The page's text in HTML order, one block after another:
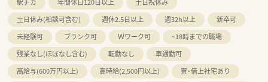
土日休み(相談可含む)
週休2.5日以上 週32h以上
新卒可
未経験可
ブランク可 Ｗワーク可
~18時までの職場
残業なし(ほぼなし含む)
転勤なし
車通勤可
高給与(600万円以上)
高時給(2,500円以上)
寮・借上社宅あり